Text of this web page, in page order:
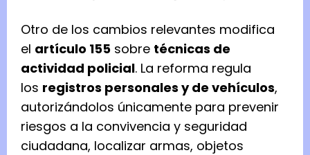
Otro de los cambios relevantes modifica
el artículo 155 sobre técnicas de
actividad policial. La reforma regula
los registros personales y de vehículos,
autorizándolos únicamente para prevenir
riesgos a la convivencia y seguridad
ciudadana, localizar armas, objetos